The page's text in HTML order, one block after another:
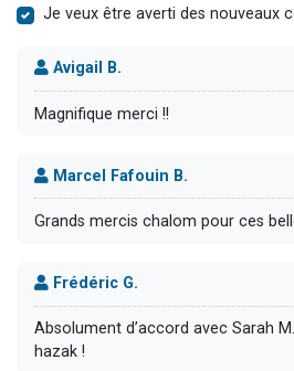
Je veux être averti des nouveaux
Avigail B.
Magnifique merci !!
Marcel Fafouin B.
Grands mercis chalom pour ces
Frédéric G.
Absolument d’accord avec Sarah
hazak !